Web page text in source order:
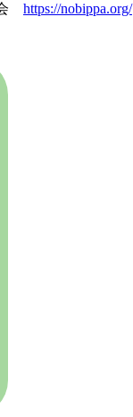
https://nobippa.org/